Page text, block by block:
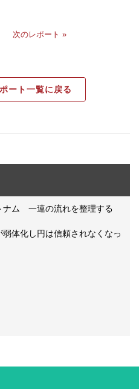
次のレポート »
ート一覧に戻る
ナム 一連の流れを整理する
体化し円は信頼されなくなっ